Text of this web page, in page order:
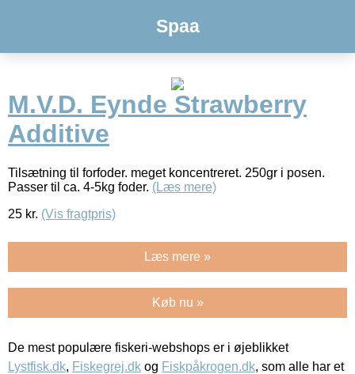
Spaa
M.V.D. Eynde Strawberry
Additive
Tilsætning til forfoder. meget koncentreret. 250gr i posen.
Passer til ca. 4-5kg foder. (Læs mere)
25 kr. (Vis fragtpris)
Læs mere »
Køb nu »
De mest populære fiskeri-webshops er i øjeblikket
Lystfisk.dk, Fiskegrej.dk og Fiskpåkrogen.dk, som alle har et